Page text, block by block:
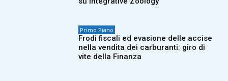
Primo Piano
Frodi fiscali ed evasione delle accise
nella vendita dei carburanti: giro di
vite della Finanza